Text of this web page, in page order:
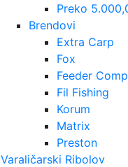
Preko
Brendovi
Extra Carp
Fox
Feeder
Fil Fishing
Korum
Matrix
Preston
Varaličarski Ribolov